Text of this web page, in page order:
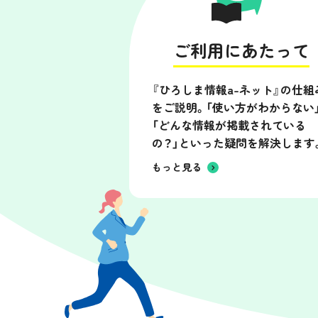
ご利用にあたって
『ひろしま情報a-ネット』の仕組
をご説明。「使い方がわからない
「どんな情報が掲載されている
の？」といった疑問を解決します
もっと見る